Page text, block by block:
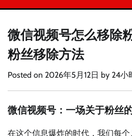
微信视频号怎么移除
粉丝移除方法
Posted on 2026年5月12日 by 24小
微信视频号：一场关于粉丝
在这个信息爆炸的时代，我们每